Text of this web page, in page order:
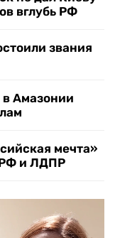
вглубь РФ
звания
Амазонии
мечта»
и ЛДПР